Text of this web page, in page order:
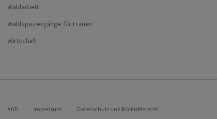
Waldarbeit
Waldspaziergänge für Frauen
Wirtschaft
AGB Impressum Datenschutz und Rücktrittsrecht